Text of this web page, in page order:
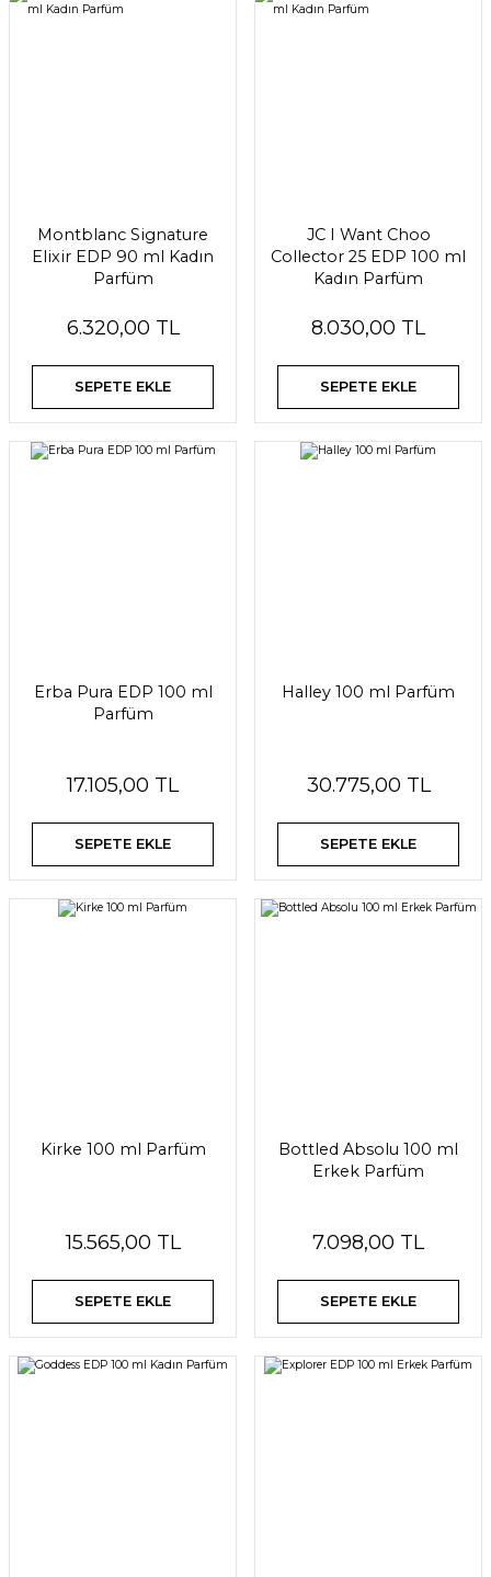
Montblanc Signature
Elixir EDP 90 ml Kadın
Parfüm
6.320,00 TL
SEPETE EKLE
JC I Want Choo
Collector 25 EDP 100 ml
Kadın Parfüm
8.030,00 TL
SEPETE EKLE
Erba Pura EDP 100 ml
Parfüm
17.105,00 TL
SEPETE EKLE
Halley 100 ml Parfüm
30.775,00 TL
SEPETE EKLE
Kirke 100 ml Parfüm
15.565,00 TL
SEPETE EKLE
Bottled Absolu 100 ml
Erkek Parfüm
7.098,00 TL
SEPETE EKLE